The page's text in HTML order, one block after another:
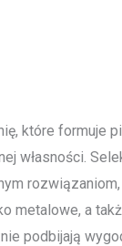
które formuje
własności.
metalowe, a
podbijają